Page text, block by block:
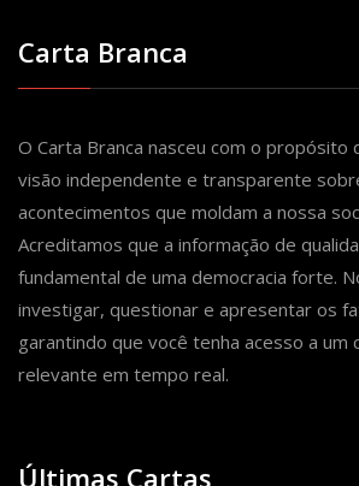
Carta Branca
O Carta Branca nasceu com o propósito
visão independente e transparente
acontecimentos que moldam a nossa
Acreditamos que a informação de
fundamental de uma democracia forte.
investigar, questionar e apresentar os
garantindo que você tenha acesso a um
relevante em tempo real.
Últimas Cartas